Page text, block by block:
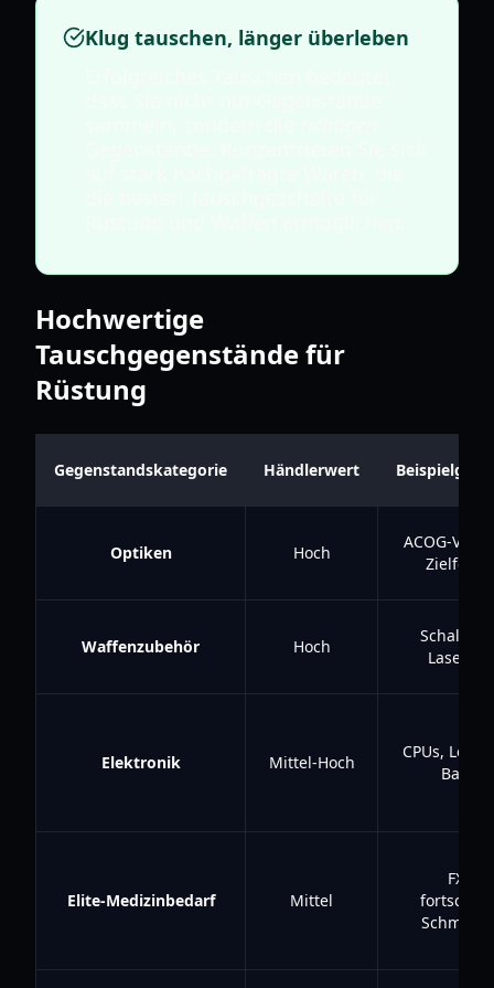
Klug tauschen, länger überleben
Hochwertige
Tauschgegenstände für
Rüstung
Gegenstandskategorie Händlerwert
Optiken Hoch
ACOG-
Waffenzubehör Hoch
Elektronik Mittel-Hoch
CPUs,
Elite-Medizinbedarf Mittel
FX-